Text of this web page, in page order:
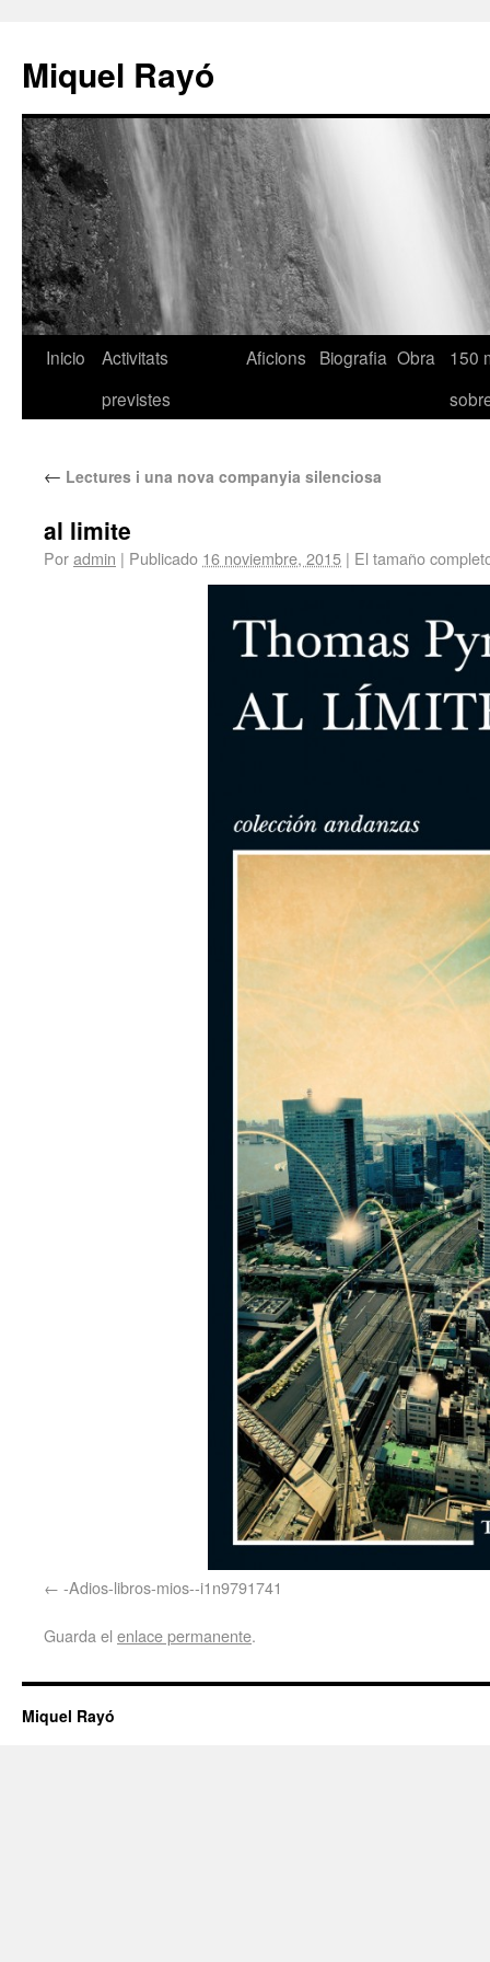
Miquel Rayó
Inicio
Activitats
previstes
Aficions Biografia Obra
150
← Lectures i una nova companyia silenciosa
al limite
Poradmin | Publicado 16 noviembre, 2015 | El tamaño
-Adios-libros-mios--i1n9791741
Guarda el enlace permanente.
Miquel Rayó